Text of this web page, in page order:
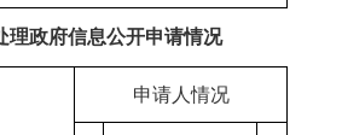
理政府信息公开申请情况
申请人情况